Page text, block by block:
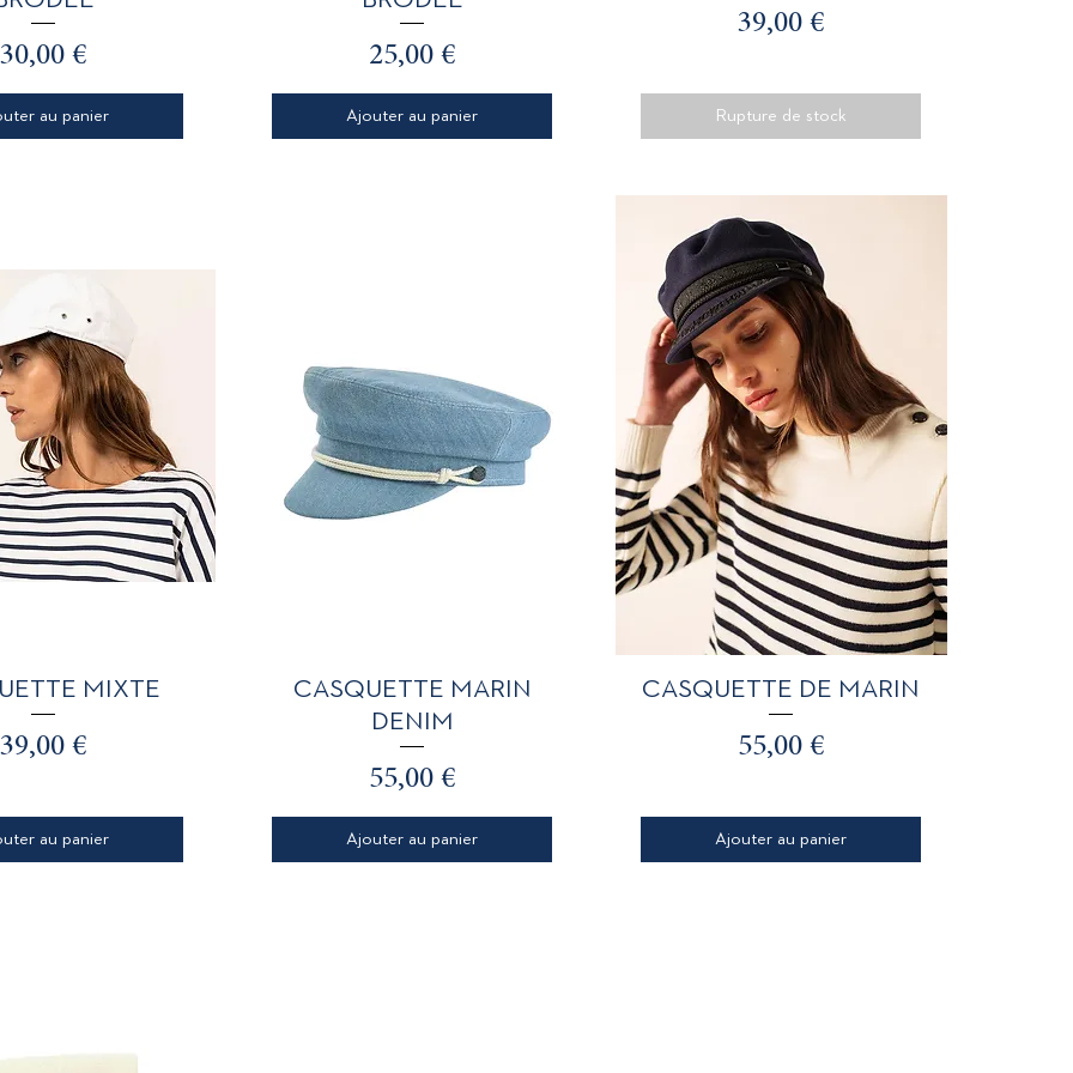
Prix
30,00 €
au panier
Prix
25,00 €
Ajouter au panier
Prix
39,00 €
Rupture de stock
rapideMIXTE
Prix
39,00 €
au panier
Aperçu rapide
CASQUETTE MARIN
DENIM
Prix
55,00 €
Ajouter au panier
Aperçu rapide
CASQUETTE DE MARIN
Prix
55,00 €
Ajouter au panier